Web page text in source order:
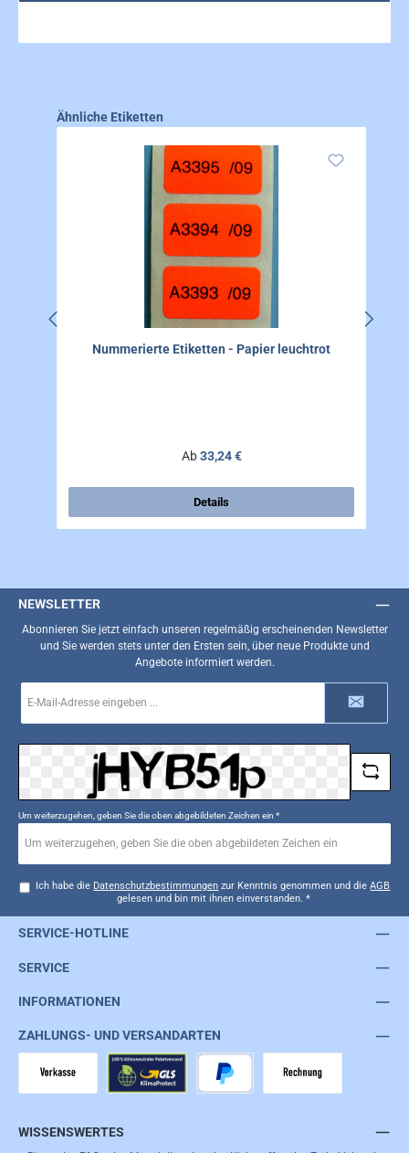
Produktgalerie überspringen
Ähnliche Etiketten
Nummerierte Etiketten - Papier leuchtrot
Regulärer Preis:
Ab33,24 €
Details
NEWSLETTER
Abonnieren Sie jetzt einfach unseren regelmäßig erscheinenden Newsletter
und Sie werden stets unter den Ersten sein, über neue Produkte und
Angebote informiert werden.
Mail-
*
Um weiterzugehen, geben Sie die oben abgebildeten Zeichen ein *
Ich habe die Datenschutzbestimmungen zur Kenntnis genommen und dieAGB
gelesen und bin mit ihnen einverstanden. *
SERVICE-HOTLINE
SERVICE
INFORMATIONEN
ZAHLUNGS- UND VERSANDARTEN
WISSENSWERTES